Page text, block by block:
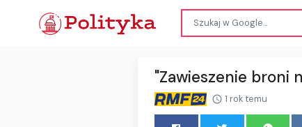
"Zawieszenie broni
1 rok temu